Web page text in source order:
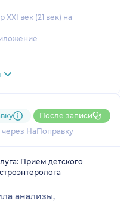
век (21 век) на
НаПоправку
После записи
Прием детского
анализы,